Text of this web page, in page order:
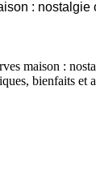
: nostalgie
maison :
bienfaits et